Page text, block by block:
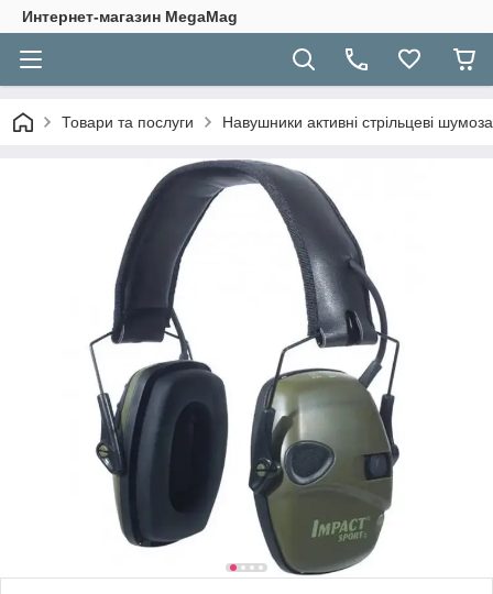
Интернет-магазин MegaMag
Товари та послуги Навушники активні стрільцеві